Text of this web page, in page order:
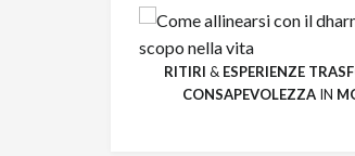
RITIRI & ESPERIENZE
CONSAPEVOLEZZA IN